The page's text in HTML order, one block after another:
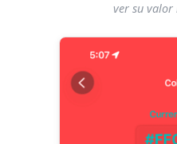
ver su valor